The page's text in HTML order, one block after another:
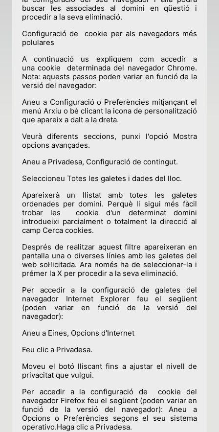
buscar les associades al domini en qüestió i
procedir a la seva eliminació.
Configuració de cookie per als navegadors més
polulares
A continuació us expliquem com accedir a
una cookie determinada del navegador Chrome.
Nota: aquests passos poden variar en funció de la
versió del navegador:
Aneu a Configuració o Preferències mitjançant el
menú Arxiu o bé clicant la icona de personalització
que apareix a dalt a la dreta.
Veurà diferents seccions, punxi l'opció Mostra
opcions avançades.
Aneu a Privadesa, Configuració de contingut.
Seleccioneu Totes les galetes i dades del lloc.
Apareixerà un llistat amb totes les galetes
ordenades per domini. Perquè li sigui més fàcil
trobar les cookie d'un determinat domini
introdueixi parcialment o totalment la direcció al
camp Cerca cookies.
Després de realitzar aquest filtre apareixeran en
pantalla una o diverses línies amb les galetes del
web sol·licitada. Ara només ha de seleccionar-la i
prémer la X per procedir a la seva eliminació.
Per accedir a la configuració de galetes del
navegador Internet Explorer feu el següent
(poden variar en funció de la versió del
navegador):
Aneu a Eines, Opcions d'Internet
Feu clic a Privadesa.
Moveu el botó lliscant fins a ajustar el nivell de
privacitat que vulgui.
Per accedir a la configuració de cookie del
navegador Firefox feu el següent (poden variar en
funció de la versió del navegador): Aneu a
Opcions o Preferències segons el seu sistema
operativo.Haga clic a Privadesa.